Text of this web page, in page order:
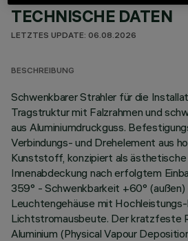
TECHNISCHE DATEN
LETZTES UPDATE: 06.08.2026
BESCHREIBUNG
Schwenkbarer Strahler für die
Tragstruktur mit Falzrahmen und
aus Aluminiumdruckguss.
Verbindungs- und Drehelement aus
Kunststoff, konzipiert als ästhetische
Innenabdeckung nach erfolgtem
359° - Schwenkbarkeit +60° (außen)
Leuchtengehäuse mit
Lichtstromausbeute. Der kratzfeste
Aluminium (Physical Vapour